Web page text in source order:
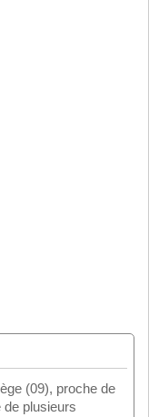
(09), proche de
de plusieurs